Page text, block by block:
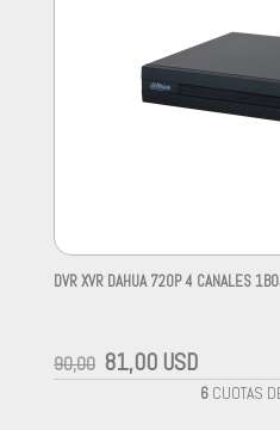
DVR XVR DAHUA 720P 4 CANALES
90,00 81,00 USD
6CUOTAS